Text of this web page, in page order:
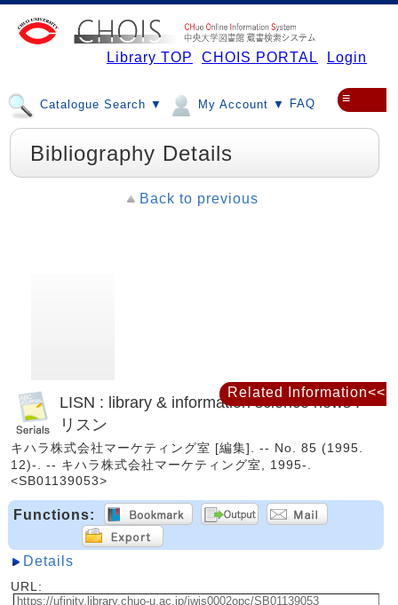
Library TOP CHOIS PORTAL Login
Catalogue Search ▼ My Account ▼ FAQ ≡
Bibliography Details
Back to previous
LISN : library & information science news :
リスン
キハラ株式会社マーケティング室 [編集]. -- No. 85 (1995.
12)-. -- キハラ株式会社マーケティング室, 1995-.
<SB01139053>
Functions:
Details
URL:
Related Information<<